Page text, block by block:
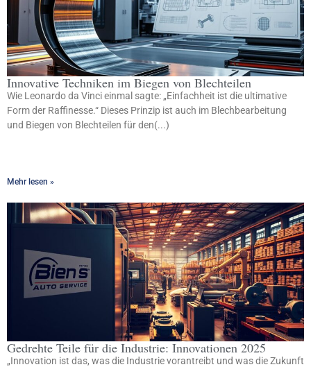
Innovative Techniken im Biegen von Blechteilen
Wie Leonardo da Vinci einmal sagte: „Einfachheit ist die ultimative
Form der Raffinesse.“ Dieses Prinzip ist auch im Blechbearbeitung
und Biegen von Blechteilen für den(...)
Mehr lesen »
Gedrehte Teile für die Industrie: Innovationen 2025
„Innovation ist das, was die Industrie vorantreibt und was die Zukunft